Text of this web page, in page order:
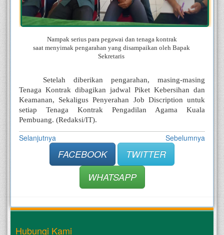
Nampak serius para pegawai dan tenaga kontrak
saat menyimak pengarahan yang disampaikan oleh Bapak
Sekretaris
Setelah diberikan pengarahan, masing-masing
Tenaga Kontrak dibagikan jadwal Piket Kebersihan dan
Keamanan, Sekaligus Penyerahan Job Discription untuk
setiap Tenaga Kontrak Pengadilan Agama Kuala
Pembuang. (Redaksi/IT).
Selanjutnya Sebelumnya
FACEBOOK
TWITTER
WHATSAPP
Hubungi Kami